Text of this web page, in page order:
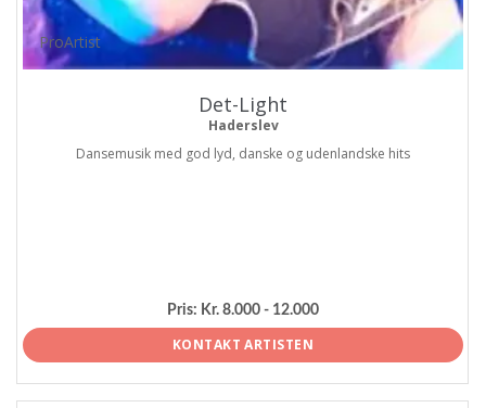
ProArtist
Det-Light
Haderslev
Dansemusik med god lyd, danske og udenlandske hits
Pris: Kr. 8.000 - 12.000
KONTAKT ARTISTEN